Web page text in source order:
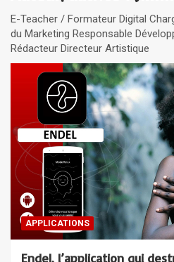
E-Teacher / Formateur Digital
du Marketing Responsable
Rédacteur Directeur Artistique
APPLICATIONS
Endel, l’application qui